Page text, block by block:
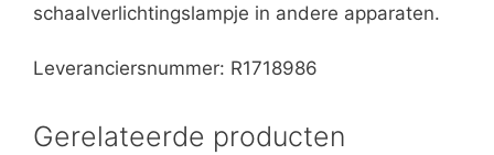
schaalverlichtingslampje in andere apparaten.
Leveranciersnummer: R1718986
Gerelateerde producten